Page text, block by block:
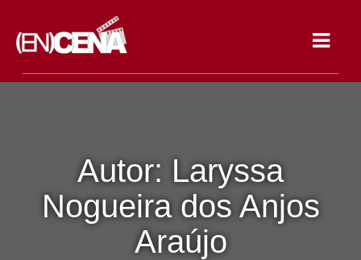
Autor: Laryssa
Nogueira dos Anjos
Araújo